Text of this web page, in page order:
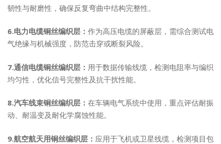
韧性与耐磨性，确保反复弯曲中结构完整性。
6.电力电缆铜丝编织层： 作为高压电缆的屏蔽层，需综合测试电
气绝缘与机械强度，防范击穿或断裂风险。
7.通信电缆铜丝编织层： 用于数据传输线缆，检测电阻率与编织
均匀性，优化信号完整性及抗干扰性能。
8.汽车线束铜丝编织层： 在车辆电气系统中使用，重点评估耐振
动、耐温变及耐化学腐蚀性能。
9.航空航天用铜丝编织层： 应用于飞机或卫星线缆，检测项目包